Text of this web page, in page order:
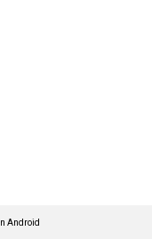
Android